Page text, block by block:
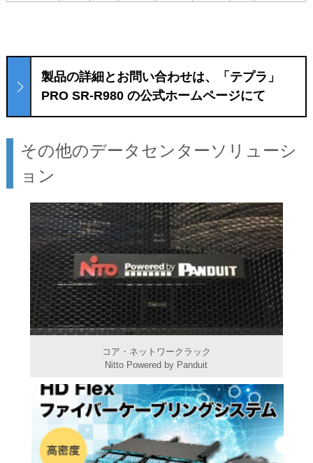
製品の詳細とお問い合わせは、「テプラ」
PRO SR-R980 の公式ホームページにて
その他のデータセンターソリューシ
ョン
コア・ネットワークラック
Nitto Powered by Panduit